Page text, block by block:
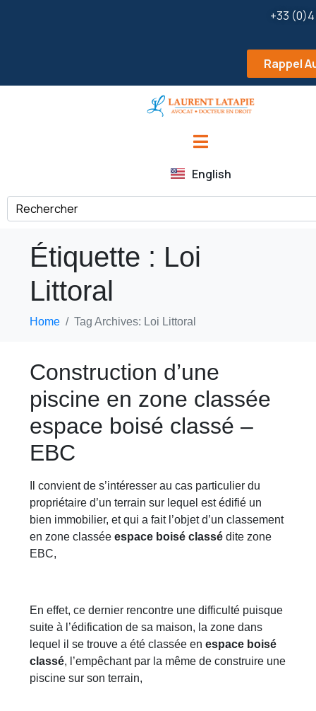
+33
Rappel
English
Étiquette : Loi
Littoral
Home Tag Archives: Loi Littoral
Construction d’une
piscine en zone classée
espace boisé classé –
EBC
Il convient de s’intéresser au cas particulier du
propriétaire d’un terrain sur lequel est édifié un
bien immobilier, et qui a fait l’objet d’un classement
en zone classéeespace boisé classé dite zone
EBC,
En effet, ce dernier rencontre une difficulté puisque
suite à l’édification de sa maison, la zone dans
lequel il se trouve a été classée enespace boisé
classé, l’empêchant par la même de construire une
piscine sur son terrain,